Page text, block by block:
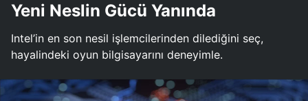
Yeni Neslin Gücü Yanında
Intel’in en son nesil işlemcilerinden dilediğini seç,
hayalindeki oyun bilgisayarını deneyimle.